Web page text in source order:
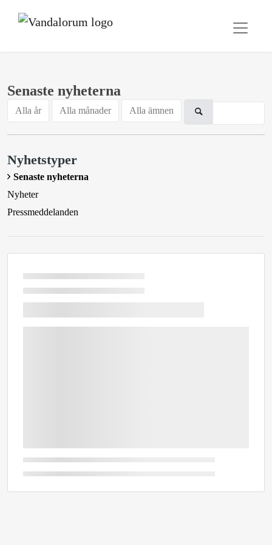
Senaste nyheterna
Alla år Alla månader Alla ämnen
Nyhetstyper
Senaste nyheterna
Nyheter
Pressmeddelanden